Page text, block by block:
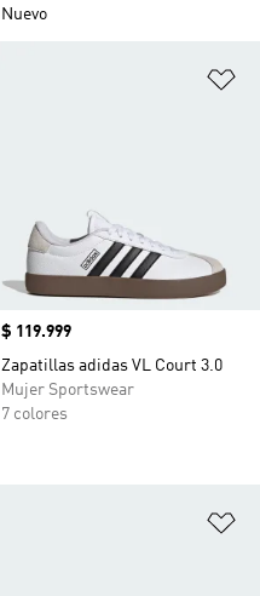
Nuevo
Precio
$ 119.999
Zapatillas adidas VL Court 3.0
Mujer Sportswear
7 colores